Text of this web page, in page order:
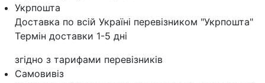
Укрпошта
Доставка по всій Україні перевізником "Укрпошта"
Термін доставки 1-5 дні
згідно з тарифами перевізників
Самовивіз